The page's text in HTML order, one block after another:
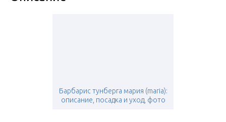
Барбарис тунберга мария (maria):
описание, посадка и уход, фото